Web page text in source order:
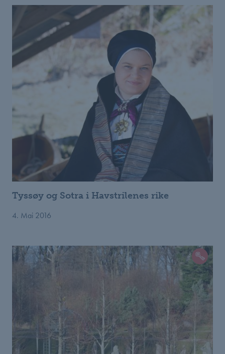
Tyssøy og Sotra i Havstrilenes rike
4. Mai 2016